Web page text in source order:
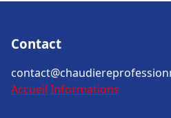
Contact
Accueil Informations